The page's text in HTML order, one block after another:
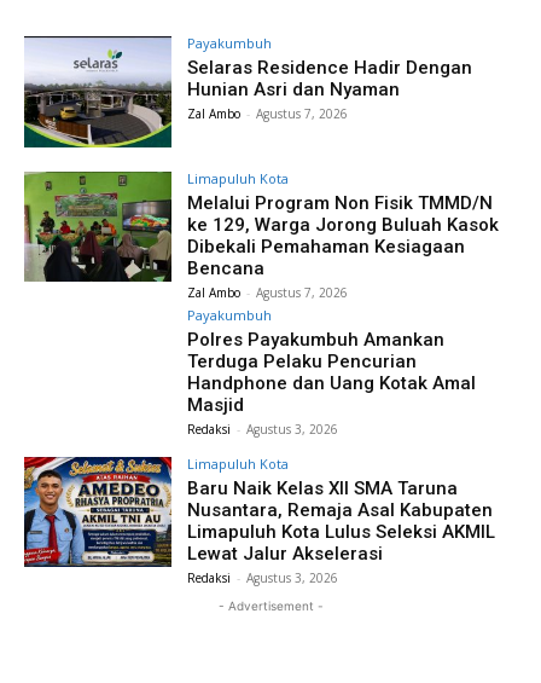
Payakumbuh
Selaras Residence Hadir Dengan
Hunian Asri dan Nyaman
Zal Ambo - Agustus 7, 2026
Limapuluh Kota
Melalui Program Non Fisik TMMD/N
ke 129, Warga Jorong Buluah Kasok
Dibekali Pemahaman Kesiagaan
Bencana
Zal Ambo - Agustus 7, 2026
Payakumbuh
Polres Payakumbuh Amankan
Terduga Pelaku Pencurian
Handphone dan Uang Kotak Amal
Masjid
Redaksi - Agustus 3, 2026
Limapuluh Kota
Baru Naik Kelas XII SMA Taruna
Nusantara, Remaja Asal Kabupaten
Limapuluh Kota Lulus Seleksi AKMIL
Lewat Jalur Akselerasi
Redaksi - Agustus 3, 2026
- Advertisement -